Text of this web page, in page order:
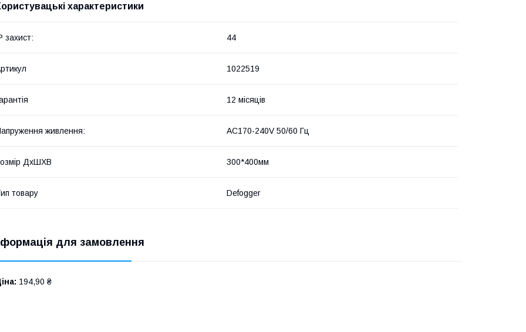
характеристики
захист: 44
1022519
12 місяців
живлення: AC170-240V 50/60 Гц
ДхШХВ 300*400мм
товару Defogger
для замовлення
194,90 ₴